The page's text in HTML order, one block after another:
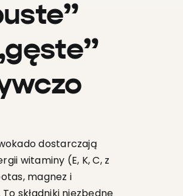
dostarczają
witaminy (E, K, C, z
magnez i